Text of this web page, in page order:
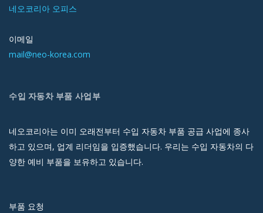
네오코리아 오피스
이메일
mail@neo-korea.com
수입 자동차 부품 사업부
네오코리아는 이미 오래전부터 수입 자동차 부품 공급 사업에 종사
하고 있으며, 업계 리더임을 입증했습니다. 우리는 수입 자동차의 다
양한 예비 부품을 보유하고 있습니다.
부품 요청